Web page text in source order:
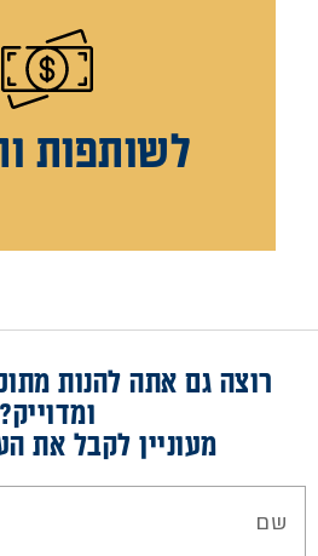
לשותפות
רוצה גם אתה להנות
ומדוייק?
מעוניין לקבל את